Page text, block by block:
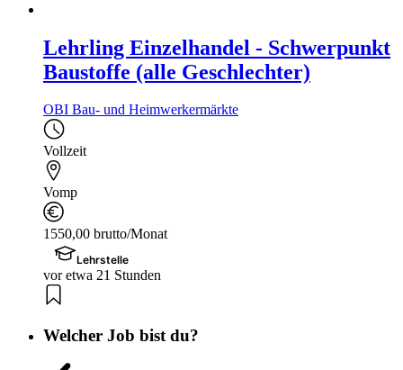
Lehrling Einzelhandel - Schwerpunkt
Baustoffe (alle Geschlechter)
OBI Bau- und Heimwerkermärkte
Vollzeit
Vomp
1550,00 brutto/Monat
Lehrstelle
vor etwa 21 Stunden
Welcher Job bist du?